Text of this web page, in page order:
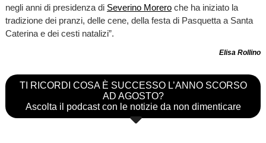
negli anni di presidenza di Severino Moreroche ha iniziato la
tradizione dei pranzi, delle cene, della festa di Pasquetta a Santa
Caterina e dei cesti natalizi”.
Elisa Rollino
TI RICORDI COSA È SUCCESSO L’ANNO SCORSO
AD AGOSTO?
Ascolta il podcast con le notizie da non dimenticare